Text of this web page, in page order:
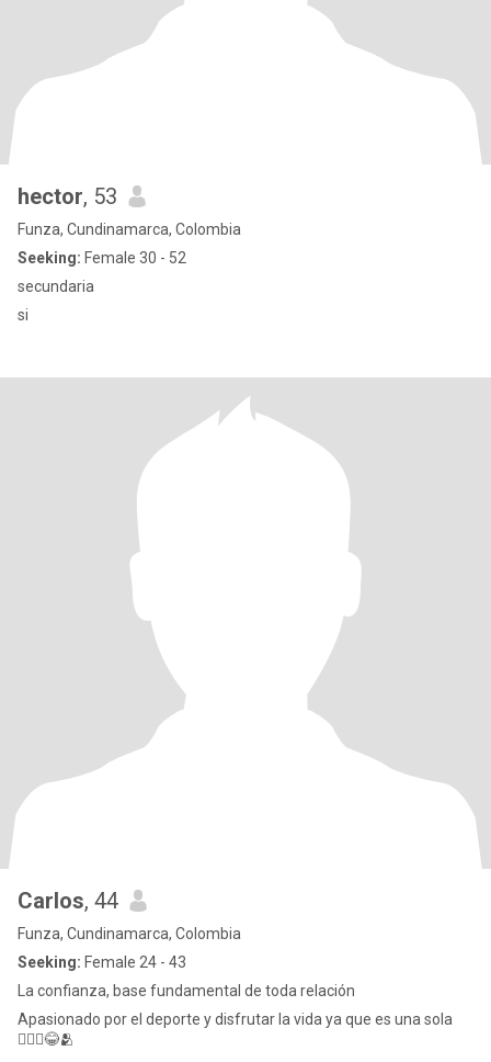
hector, 53
Funza, Cundinamarca, Colombia
Seeking: Female 30 - 52
secundaria
si
Carlos, 44
Funza, Cundinamarca, Colombia
Seeking: Female 24 - 43
La confianza, base fundamental de toda relación
Apasionado por el deporte y disfrutar la vida ya que es una sola
🚵🏻‍♂️😂🫂